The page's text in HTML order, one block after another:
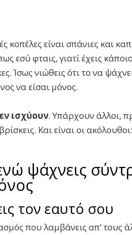
κοπέλες είναι σπάνιες και
εσύ φταις, γιατί έχεις
Ίσως νιώθεις ότι το να
να είσαι μόνος.
ισχύουν. Υπάρχουν άλλοι,
Και είναι οι ακόλουθοι:
ψάχνεις
τον εαυτό σου
που λαμβάνεις απ’ τους